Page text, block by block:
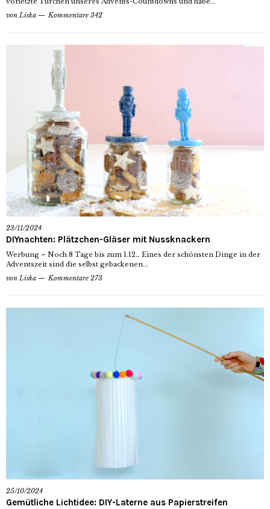
von Liska Kommentare 342
23/11/2024
DIYnachten: Plätzchen-Gläser mit Nussknackern
Werbung – Noch 8 Tage bis zum 1.12… Eines der schönsten Dinge in der
Adventszeit sind die selbst gebackenen...
von Liska Kommentare 273
25/10/2024
Gemütliche Lichtidee: DIY-Laterne aus Papierstreifen